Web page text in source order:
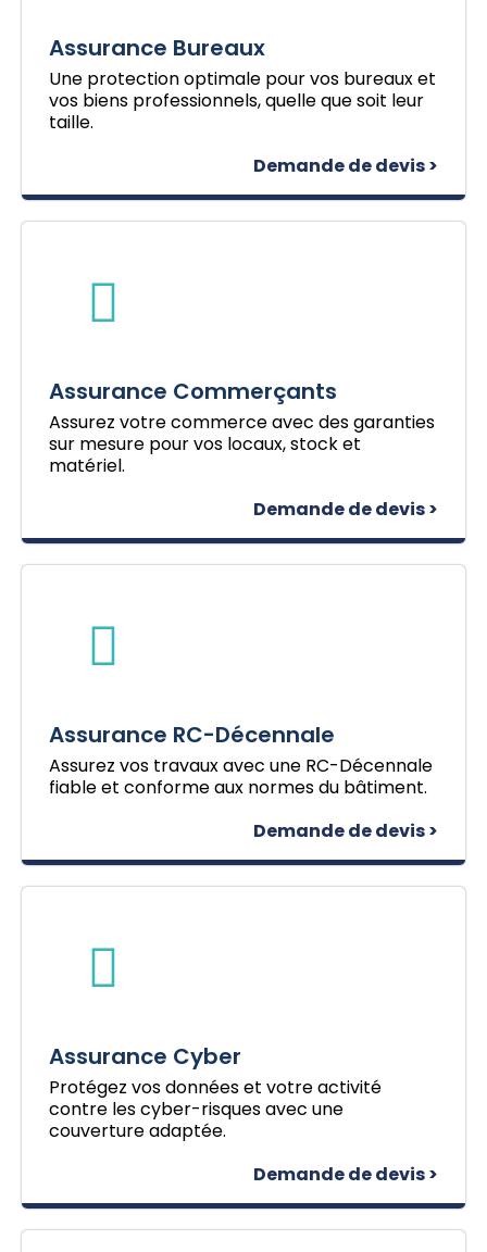
Assurance Bureaux
Une protection optimale pour vos bureaux et
vos biens professionnels, quelle que soit leur
taille.
Demande de devis >
Assurance Commerçants
Assurez votre commerce avec des garanties
sur mesure pour vos locaux, stock et
matériel.
Demande de devis >
Assurance RC-Décennale
Assurez vos travaux avec une RC-Décennale
fiable et conforme aux normes du bâtiment.
Demande de devis >
Assurance Cyber
Protégez vos données et votre activité
contre les cyber-risques avec une
couverture adaptée.
Demande de devis >